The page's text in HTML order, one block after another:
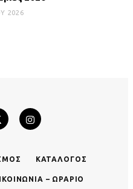
2026
ΚΑΤΆΛΟΓΟΣ
– ΩΡΆΡΙΟ